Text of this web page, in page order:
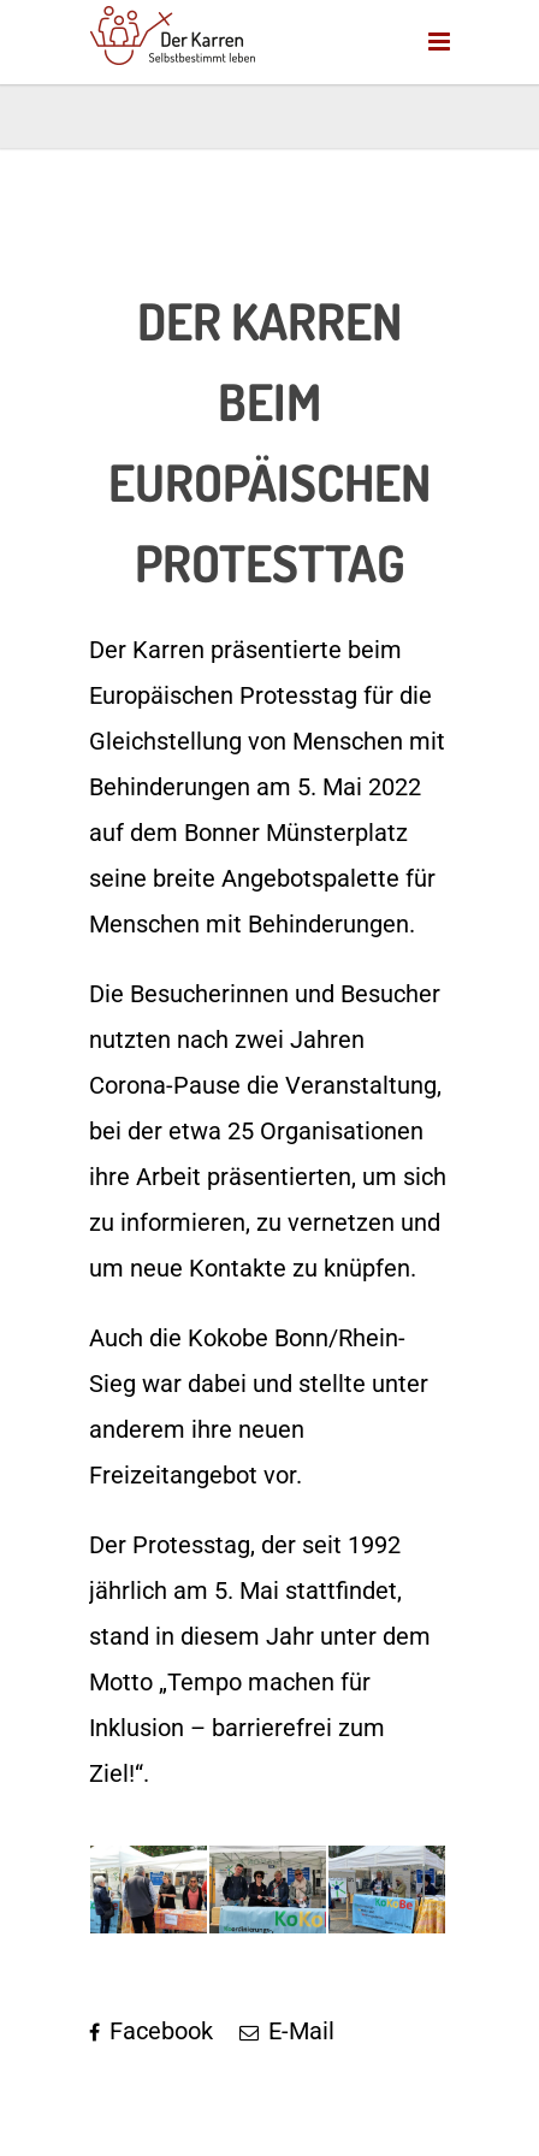
DER KARREN
BEIM
EUROPÄISCHEN
PROTESTTAG
Der Karren präsentierte beim
Europäischen Protesstag für die
Gleichstellung von Menschen mit
Behinderungen am 5. Mai 2022
auf dem Bonner Münsterplatz
seine breite Angebotspalette für
Menschen mit Behinderungen.
Die Besucherinnen und Besucher
nutzten nach zwei Jahren
Corona-Pause die Veranstaltung,
bei der etwa 25 Organisationen
ihre Arbeit präsentierten, um sich
zu informieren, zu vernetzen und
um neue Kontakte zu knüpfen.
Auch die Kokobe Bonn/Rhein-
Sieg war dabei und stellte unter
anderem ihre neuen
Freizeitangebot vor.
Der Protesstag, der seit 1992
jährlich am 5. Mai stattfindet,
stand in diesem Jahr unter dem
Motto „Tempo machen für
Inklusion – barrierefrei zum
Ziel!“.
Facebook E-Mail